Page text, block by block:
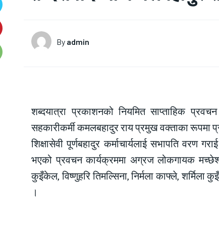
By admin
शब्दयात्रा प्रकाशनको नियमित साप्ताहिक
सहकारीकर्मी कमलबहादुर राय प्रमुख वक्ताका रूपमा
शिक्षासेवी पूर्णबहादुर कर्माचार्यलाई सभापति
भएको प्रवचन कार्यक्रममा अग्रज लोकगायक
कुइँकेल, विष्णुहरि तिमल्सिना, निर्मला काफ्ले,
।